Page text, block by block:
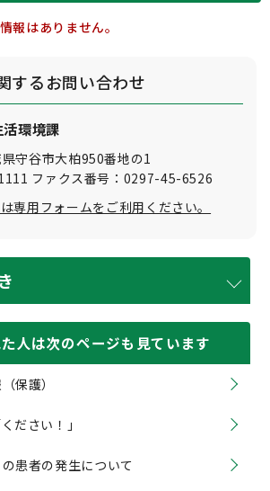
報はありません。
するお問い合わせ
環境課
守谷市大柏950番地の1
ファクス番号：0297-45-6526
専用フォームをご利用ください。
人は次のページも見ています
保護）
ださい！」
患者の発生について